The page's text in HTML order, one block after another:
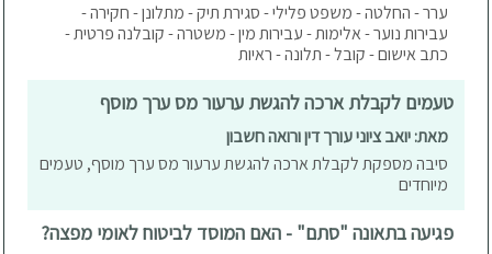
ערר - החלטה - משפט פלילי - סגירת תיק - מתלונן - חקירה -
עבירות נוער - אלימות - עבירות מין - משטרה - קובלנה פרטית -
כתב אישום - קובל - תלונה - ראיות
טעמים לקבלת ארכה להגשת ערעור מס ערך מוסף
מאת: יואב ציוני עורך דין ורואה חשבון
סיבה מספקת לקבלת ארכה להגשת ערעור מס ערך מוסף, טעמים
מיוחדים
פגיעה בתאונה "סתם" - האם המוסד לביטוח לאומי מפצה?